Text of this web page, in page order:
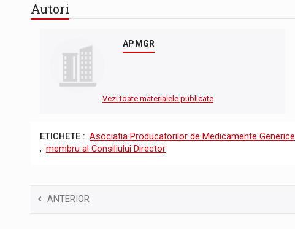
Autori
APMGR
Vezi toate materialele publicate
ETICHETE : Asociatia Producatorilor de Medicamente Generice
, membru al Consiliului Director
ANTERIOR